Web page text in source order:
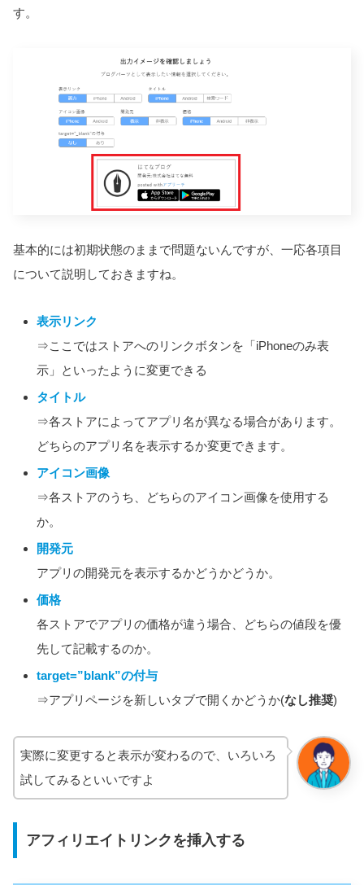
す。
基本的には初期状態のままで問題ないんですが、一応各項目
について説明しておきますね。
表示リンク
⇒ここではストアへのリンクボタンを「iPhoneのみ表
示」といったように変更できる
タイトル
⇒各ストアによってアプリ名が異なる場合があります。
どちらのアプリ名を表示するか変更できます。
アイコン画像
⇒各ストアのうち、どちらのアイコン画像を使用する
か。
開発元
アプリの開発元を表示するかどうかどうか。
価格
各ストアでアプリの価格が違う場合、どちらの値段を優
先して記載するのか。
target=”blank”の付与
⇒アプリページを新しいタブで開くかどうか(なし推奨)
実際に変更すると表示が変わるので、いろいろ
試してみるといいですよ
アフィリエイトリンクを挿入する